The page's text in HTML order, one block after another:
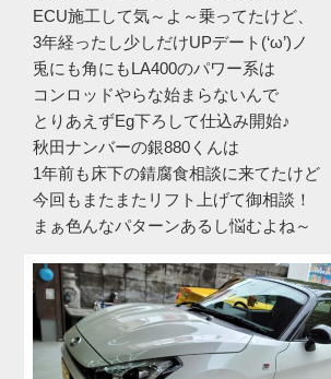
ECU施工して気～よ～乗ってたけど、
3年経ったし少しだけUPデート(‘ω’)ノ
兎にも角にもLA400のパワー系は
コンロッドやらな始まらないんで
とりあえずEg下ろして仕込み開始♪
秋田ナンバーの銀880くんは
1年前も床下の錆腐食相談に来てたけど
今回もまたまたリフト上げて御相談！
まぁ色んなパターンあるし悩むよね～